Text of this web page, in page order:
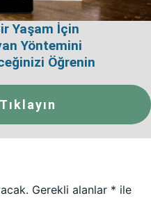
Yaşam İçin
Yöntemini
Öğrenin
Gerekli alanlar * ile